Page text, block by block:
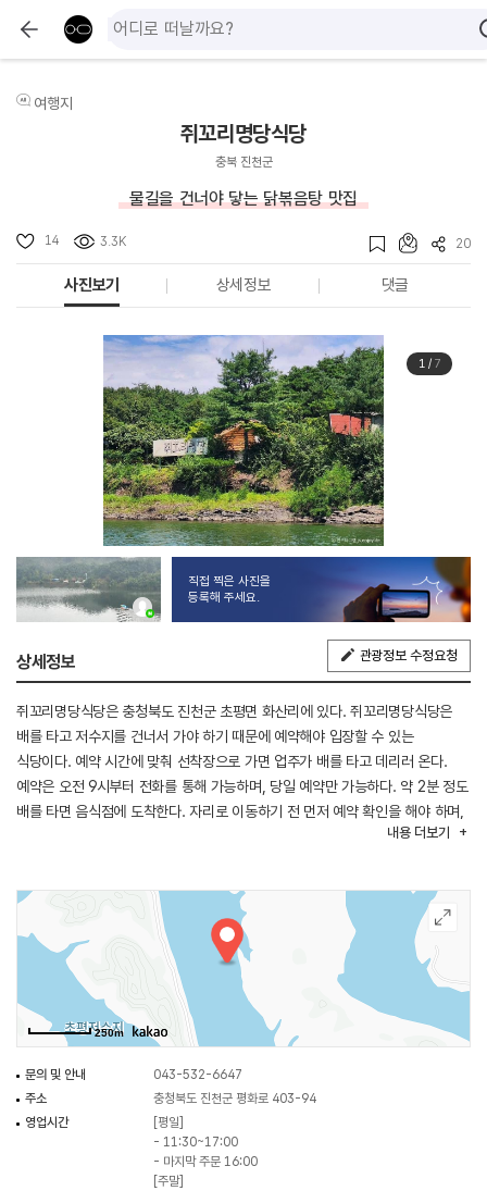
여행지
쥐꼬리명당식당
충북 진천군
물길을 건너야 닿는 닭볶음탕 맛집
14 3.3K 20
사진보기 상세정보 댓글
1/ 7
직접 찍은 사진을
등록해 주세요.
상세정보 관광정보 수정요청
쥐꼬리명당식당은 충청북도 진천군 초평면 화산리에 있다. 쥐꼬리명당식당은
배를 타고 저수지를 건너서 가야 하기 때문에 예약해야 입장할 수 있는
식당이다. 예약 시간에 맞춰 선착장으로 가면 업주가 배를 타고 데리러 온다.
예약은 오전 9시부터 전화를 통해 가능하며, 당일 예약만 가능하다. 약 2분 정도
배를 타면 음식점에 도착한다. 자리로 이동하기 전 먼저 예약 확인을 해야 하며,
주류 및 공깃밥 등 추가 요청 사항이 있을 시 직접 주방으로 가서 주문을
내부와 외부에 모두 있으며, 외부 평상에서는 저수지를 바라보며 식사를 할 수
있다. 대표 메뉴는 토종닭으로 만든 닭볶음탕이고 이 밖에도 옛날백숙,
민물새우탕 등을 판다. 진천IC에서 가깝고, 주변에 진천농다리,
한반도지형전망공원이 있다.
내용 더보기
250m
문의 및 안내
043-532-6647
주소
충청북도 진천군 평화로 403-94
영업시간
[평일]
- 11:30~17:00
- 마지막 주문 16:00
[주말]